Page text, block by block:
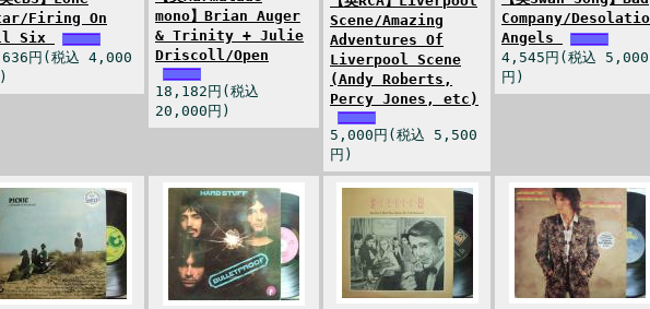
Firing On
Six
円(税込 4,000
mono】Brian Auger
& Trinity + Julie
Driscoll/Open
18,182円(税込
20,000円)
Scene/Amazing
Adventures Of
Liverpool Scene
(Andy Roberts,
Percy Jones, etc)
5,000円(税込 5,500
円)
Company/
Angels
4,545円(税込 5,000
円)